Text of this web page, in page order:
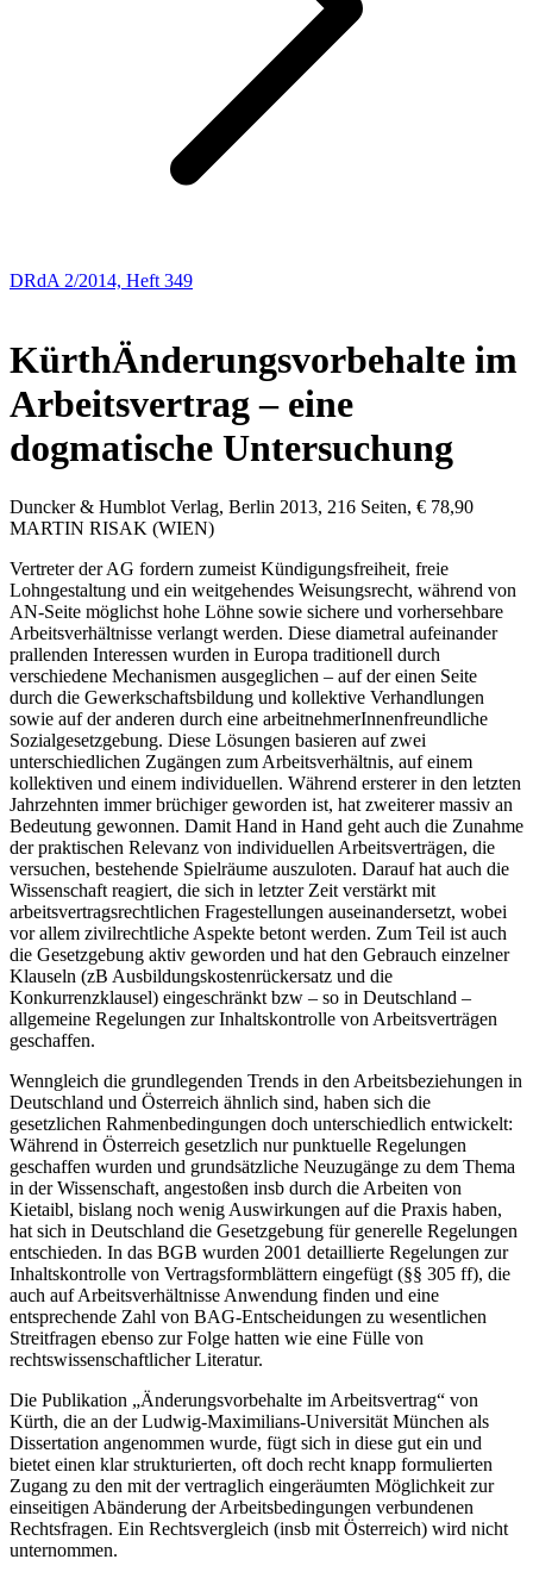
DRdA 2/2014, Heft 349
KürthÄnderungsvorbehalte im
Arbeitsvertrag – eine
dogmatische Untersuchung
Duncker & Humblot Verlag, Berlin 2013, 216 Seiten, € 78,90
MARTIN RISAK (WIEN)
Vertreter der AG fordern zumeist Kündigungsfreiheit, freie
Lohngestaltung und ein weitgehendes Weisungsrecht, während von
AN-Seite möglichst hohe Löhne sowie sichere und vorhersehbare
Arbeitsverhältnisse verlangt werden. Diese diametral aufeinander
prallenden Interessen wurden in Europa traditionell durch
verschiedene Mechanismen ausgeglichen – auf der einen Seite
durch die Gewerkschaftsbildung und kollektive Verhandlungen
sowie auf der anderen durch eine arbeitnehmerInnenfreundliche
Sozialgesetzgebung. Diese Lösungen basieren auf zwei
unterschiedlichen Zugängen zum Arbeitsverhältnis, auf einem
kollektiven und einem individuellen. Während ersterer in den letzten
Jahrzehnten immer brüchiger geworden ist, hat zweiterer massiv an
Bedeutung gewonnen. Damit Hand in Hand geht auch die Zunahme
der praktischen Relevanz von individuellen Arbeitsverträgen, die
versuchen, bestehende Spielräume auszuloten. Darauf hat auch die
Wissenschaft reagiert, die sich in letzter Zeit verstärkt mit
arbeitsvertragsrechtlichen Fragestellungen auseinandersetzt, wobei
vor allem zivilrechtliche Aspekte betont werden. Zum Teil ist auch
die Gesetzgebung aktiv geworden und hat den Gebrauch einzelner
Klauseln (zB Ausbildungskostenrückersatz und die
Konkurrenzklausel) eingeschränkt bzw – so in Deutschland –
allgemeine Regelungen zur Inhaltskontrolle von Arbeitsverträgen
geschaffen.
Wenngleich die grundlegenden Trends in den Arbeitsbeziehungen in
Deutschland und Österreich ähnlich sind, haben sich die
gesetzlichen Rahmenbedingungen doch unterschiedlich entwickelt:
Während in Österreich gesetzlich nur punktuelle Regelungen
geschaffen wurden und grundsätzliche Neuzugänge zu dem Thema
in der Wissenschaft, angestoßen insb durch die Arbeiten von
Kietaibl, bislang noch wenig Auswirkungen auf die Praxis haben,
hat sich in Deutschland die Gesetzgebung für generelle Regelungen
entschieden. In das BGB wurden 2001 detaillierte Regelungen zur
Inhaltskontrolle von Vertragsformblättern eingefügt (§§ 305 ff), die
auch auf Arbeitsverhältnisse Anwendung finden und eine
entsprechende Zahl von BAG-Entscheidungen zu wesentlichen
Streitfragen ebenso zur Folge hatten wie eine Fülle von
rechtswissenschaftlicher Literatur.
Die Publikation „Änderungsvorbehalte im Arbeitsvertrag“ von
Kürth, die an der Ludwig-Maximilians-Universität München als
Dissertation angenommen wurde, fügt sich in diese gut ein und
bietet einen klar strukturierten, oft doch recht knapp formulierten
Zugang zu den mit der vertraglich eingeräumten Möglichkeit zur
einseitigen Abänderung der Arbeitsbedingungen verbundenen
Rechtsfragen. Ein Rechtsvergleich (insb mit Österreich) wird nicht
unternommen.